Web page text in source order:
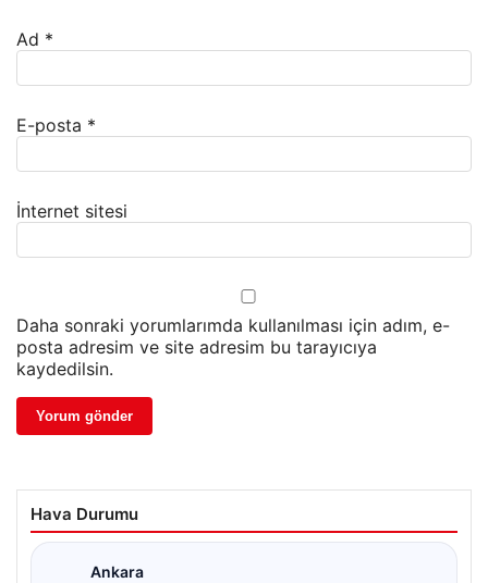
Ad *
E-posta *
İnternet sitesi
Daha sonraki yorumlarımda kullanılması için adım, e-
posta adresim ve site adresim bu tarayıcıya
kaydedilsin.
Hava Durumu
Ankara